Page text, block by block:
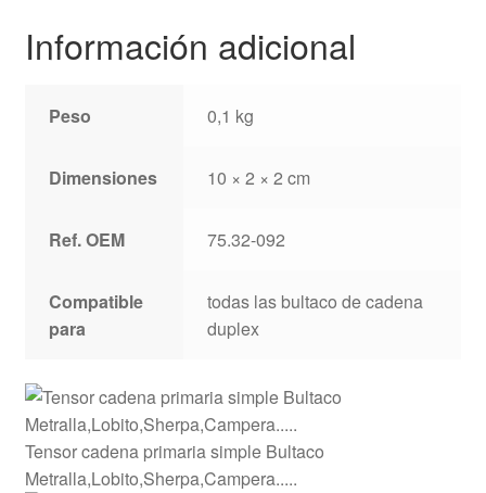
Información adicional
Peso 0,1 kg
Dimensiones 10 × 2 × 2 cm
Ref. OEM 75.32-092
Compatible
para
todas las bultaco de cadena
duplex
Tensor cadena primaria simple Bultaco
Metralla,Lobito,Sherpa,Campera.....